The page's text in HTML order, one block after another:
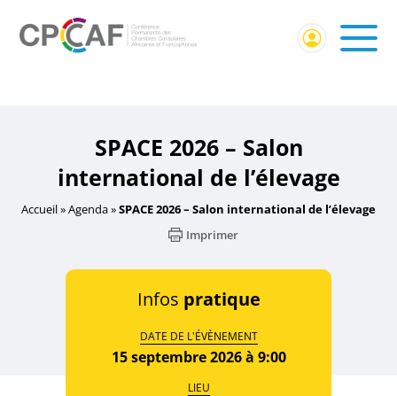
international de l’élevage
SPACE 2026 – Salon
international de l’élevage
Accueil»Agenda»SPACE 2026 – Salon international de l’élevage
Imprimer
Infos pratique
DATE DE L'ÉVÈNEMENT
15 septembre 2026 à 9:00
LIEU